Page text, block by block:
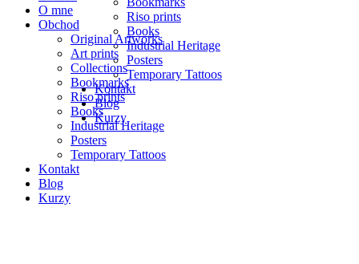
Riso prints
Books
Industrial Heritage
Posters
Temporary Tattoos
Kontakt
Blog
Kurzy
O mne
Obchod
Original Artworks
Art prints
Collections
Bookmarks
Riso prints
Books
Industrial Heritage
Posters
Temporary Tattoos
Kontakt
Blog
Kurzy